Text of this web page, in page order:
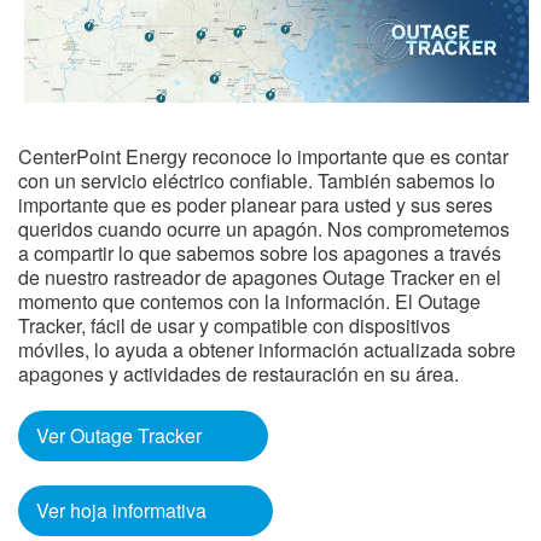
CenterPoint Energy reconoce lo importante que es contar
con un servicio eléctrico confiable. También sabemos lo
importante que es poder planear para usted y sus seres
queridos cuando ocurre un apagón. Nos comprometemos
a compartir lo que sabemos sobre los apagones a través
de nuestro rastreador de apagones Outage Tracker en el
momento que contemos con la información. El Outage
Tracker, fácil de usar y compatible con dispositivos
móviles, lo ayuda a obtener información actualizada sobre
apagones y actividades de restauración en su área.
Ver Outage Tracker
Ver hoja informativa